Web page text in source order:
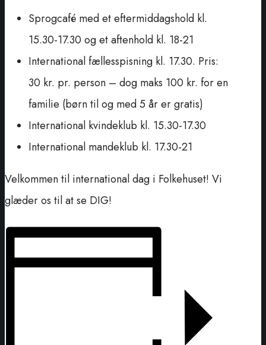
Sprogcafé med et eftermiddagshold kl.
15.30-17.30 og et aftenhold kl. 18-21
International fællesspisning kl. 17.30. Pris:
30 kr. pr. person – dog maks 100 kr. for en
familie (børn til og med 5 år er gratis)
International kvindeklub kl. 15.30-17.30
International mandeklub kl. 17.30-21
Velkommen til international dag i Folkehuset! Vi
glæder os til at se DIG!